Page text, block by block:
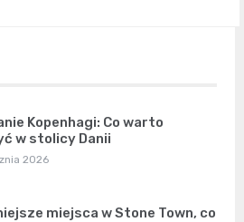
Kopenhagi: Co warto
w stolicy Danii
2026
miejsca w Stone Town, co